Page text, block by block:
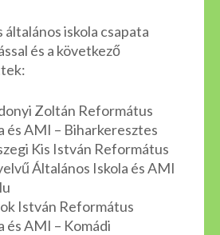
iskola csapata
és a következő
Zoltán Református
és AMI – Biharkeresztes
Kis István Református
Általános Iskola és AMI
István Református
és AMI – Komádi